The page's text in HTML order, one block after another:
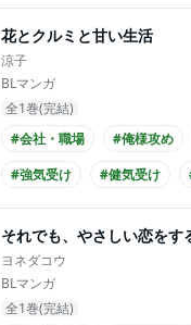
#仕事関係
#年下攻め
#チャラ男攻め
花とクルミと甘い生活
涼子
BLマンガ
全1巻(完結)
#会社・職場
#俺様攻め
#強気受け
#健気受け
#せつない
#上司・部下
それでも、やさしい恋をす
ヨネダコウ
BLマンガ
全1巻(完結)